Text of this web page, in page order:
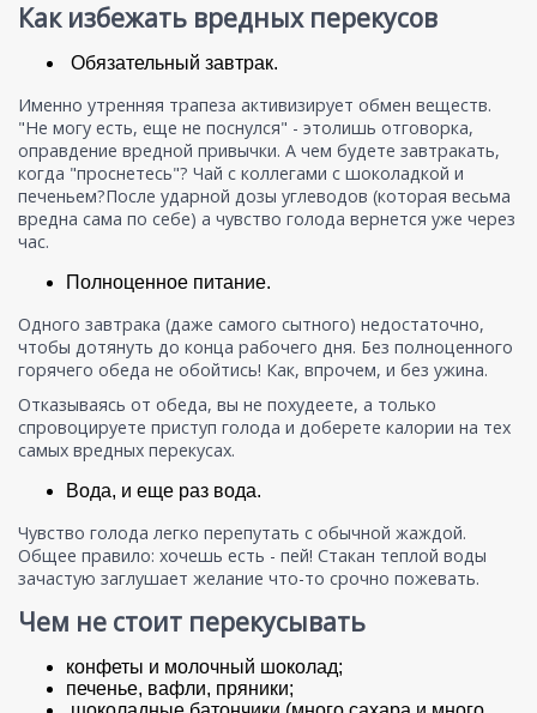
Как избежать вредных перекусов
Обязательный завтрак.
Именно утренняя трапеза активизирует обмен веществ.
"Не могу есть, еще не поснулся" - этолишь отговорка,
оправдение вредной привычки. А чем будете завтракать,
когда "проснетесь"? Чай с коллегами с шоколадкой и
печеньем?После ударной дозы углеводов (которая весьма
вредна сама по себе) а чувство голода вернется уже через
час.
Полноценное питание.
Одного завтрака (даже самого сытного) недостаточно,
чтобы дотянуть до конца рабочего дня. Без полноценного
горячего обеда не обойтись! Как, впрочем, и без ужина.
Отказываясь от обеда, вы не похудеете, а только
спровоцируете приступ голода и доберете калории на тех
самых вредных перекусах.
Вода, и еще раз вода.
Чувство голода легко перепутать с обычной жаждой.
Общее правило: хочешь есть - пей! Стакан теплой воды
зачастую заглушает желание что-то срочно пожевать.
Чем не стоит перекусывать
конфеты и молочный шоколад;
печенье, вафли, пряники;